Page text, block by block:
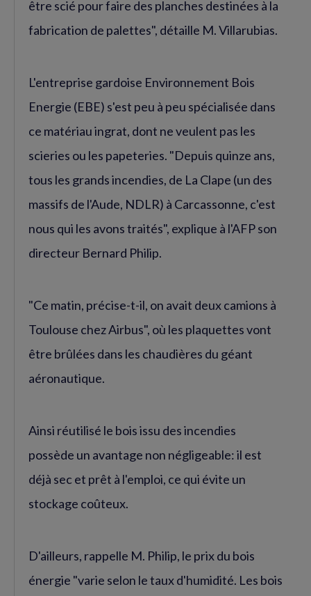
être scié pour faire des planches destinées à la
fabrication de palettes", détaille M. Villarubias.
L'entreprise gardoise Environnement Bois
Energie (EBE) s'est peu à peu spécialisée dans
ce matériau ingrat, dont ne veulent pas les
scieries ou les papeteries. "Depuis quinze ans,
tous les grands incendies, de La Clape (un des
massifs de l'Aude, NDLR) à Carcassonne, c'est
nous qui les avons traités", explique à l'AFP son
directeur Bernard Philip.
"Ce matin, précise-t-il, on avait deux camions à
Toulouse chez Airbus", où les plaquettes vont
être brûlées dans les chaudières du géant
aéronautique.
Ainsi réutilisé le bois issu des incendies
possède un avantage non négligeable: il est
déjà sec et prêt à l'emploi, ce qui évite un
stockage coûteux.
D'ailleurs, rappelle M. Philip, le prix du bois
énergie "varie selon le taux d'humidité. Les bois